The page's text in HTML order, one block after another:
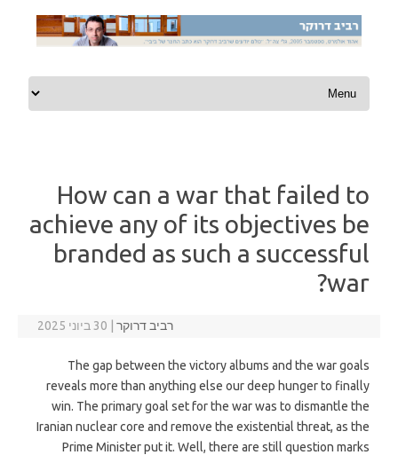
Skip to content
How can a war that failed to
achieve any of its objectives be
branded as such a successful
war?
רביב דרוקר 30 ביוני 2025
The gap between the victory albums and the war goals
reveals more than anything else our deep hunger to finally
win. The primary goal set for the war was to dismantle the
Iranian nuclear core and remove the existential threat, as the
Prime Minister put it. Well, there are still question marks